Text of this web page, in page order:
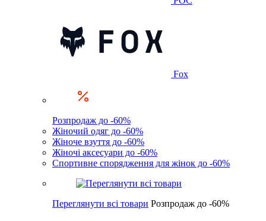
Fox
Розпродаж до -60%
Жіночий одяг до -60%
Жіноче взуття до -60%
Жіночі аксесуари до -60%
Спортивне спорядження для жінок до -60%
Переглянути всі товари Розпродаж до -60%